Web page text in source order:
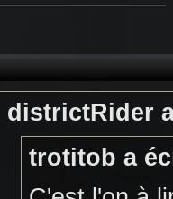
districtRider
trotitob a